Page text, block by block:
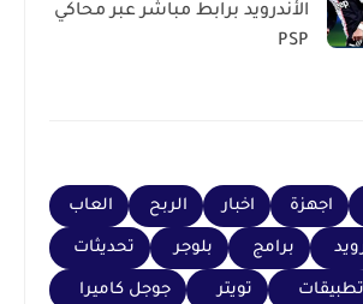
الأندرويد برابط مباشر عبر محاكي
PSP
اجهزة اخبار الربح العاب
برامج بلوجر تحديثات
تطبيقات تويتر جوجل كاميرا